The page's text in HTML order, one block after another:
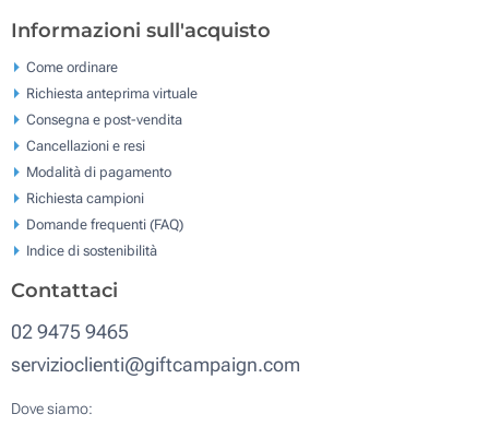
Informazioni sull'acquisto
Come ordinare
Richiesta anteprima virtuale
Consegna e post-vendita
Cancellazioni e resi
Modalità di pagamento
Richiesta campioni
Domande frequenti (FAQ)
Indice di sostenibilità
Contattaci
02 9475 9465
servizioclienti@giftcampaign.com
Dove siamo: